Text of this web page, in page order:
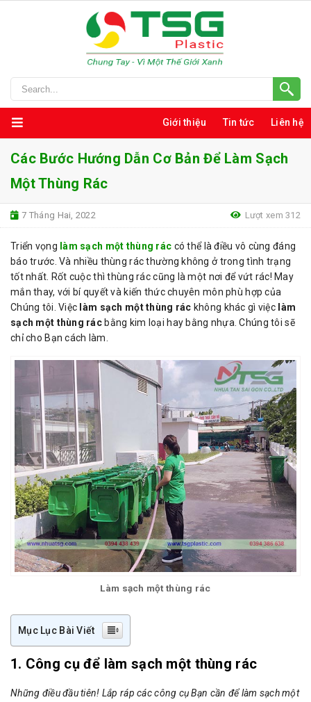
Giới thiệu Tin tức Liên hệ
Các Bước Hướng Dẫn Cơ Bản Để Làm Sạch
Một Thùng Rác
7 Tháng Hai, 2022 Lượt xem 312
Triển vọng làm sạch một thùng rác có thể là điều vô cùng đáng
báo trước. Và nhiều thùng rác thường không ở trong tình trạng
tốt nhất. Rốt cuộc thì thùng rác cũng là một nơi để vứt rác! May
mắn thay, với bí quyết và kiến thức chuyên môn phù hợp của
Chúng tôi. Việc làm sạch một thùng rác không khác gì việc làm
sạch một thùng rác bằng kim loại hay bằng nhựa. Chúng tôi sẽ
chỉ cho Bạn cách làm.
Làm sạch một thùng rác
Mục Lục Bài Viết
1. Công cụ để làm sạch một thùng rác
Những điều đầu tiên! Lắp ráp các công cụ Bạn cần để làm sạch một